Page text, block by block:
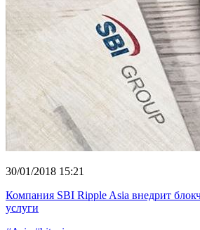
30/01/2018 15:21
Компания SBI Ripple Asia внедрит
услуги